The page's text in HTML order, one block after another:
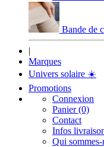
Bande de
|
Marques
Univers solaire ☀️
Promotions
Connexion
Panier (0)
Contact
Infos
Qui sommes-